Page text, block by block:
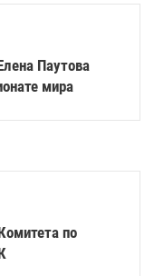
Паутова
мира
по